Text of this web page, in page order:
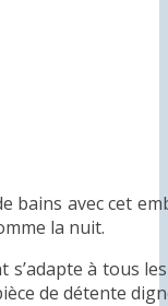
bains avec cet
la nuit.
s’adapte à tous
de détente